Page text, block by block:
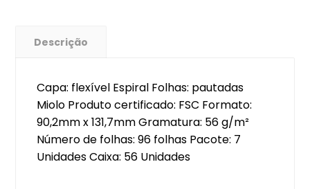
Descrição
Capa: flexível Espiral Folhas: pautadas
Miolo Produto certificado: FSC Formato:
90,2mm x 131,7mm Gramatura: 56 g/m²
Número de folhas: 96 folhas Pacote: 7
Unidades Caixa: 56 Unidades